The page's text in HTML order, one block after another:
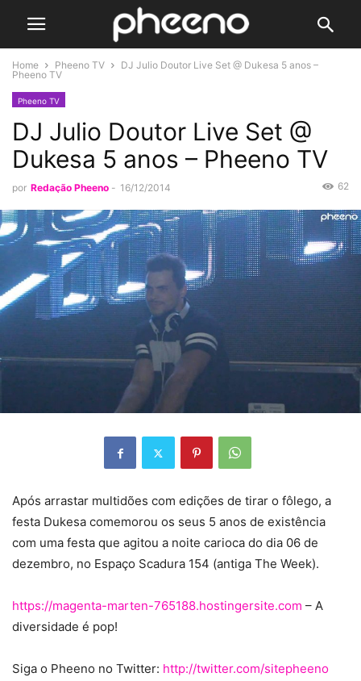
Home Pheeno TV
DJ Julio Doutor Live Set @ Dukesa 5 anos –
Pheeno TV
Pheeno TV
DJ Julio Doutor Live Set @
Dukesa 5 anos – Pheeno TV
por Redação Pheeno - 16/12/2014 62
Após arrastar multidões com edições de tirar o fôlego, a
festa Dukesa comemorou os seus 5 anos de existência
com uma festa que agitou a noite carioca do dia 06 de
dezembro, no Espaço Scadura 154 (antiga The Week).
https://magenta-marten-765188.hostingersite.com – A
diversidade é pop!
Siga o Pheeno no Twitter: http://twitter.com/sitepheeno